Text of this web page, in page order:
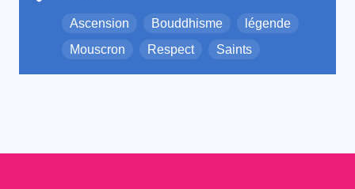
Ascension Bouddhisme
légende
Mouscron
Respect Saints